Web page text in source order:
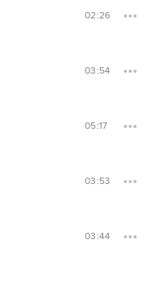
02:26
03:54
05:17
03:53
03:44